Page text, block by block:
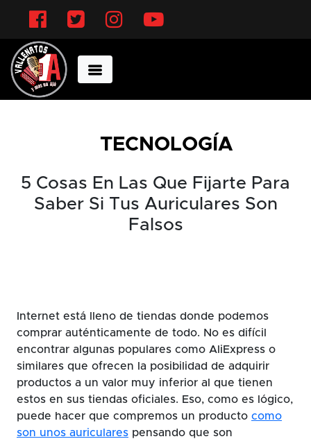
TECNOLOGÍA
5 Cosas En Las Que Fijarte Para
Saber Si Tus Auriculares Son
Falsos
Internet está lleno de tiendas donde podemos
comprar auténticamente de todo. No es difícil
encontrar algunas populares como AliExpress o
similares que ofrecen la posibilidad de adquirir
productos a un valor muy inferior al que tienen
estos en sus tiendas oficiales. Eso, como es lógico,
puede hacer que compremos un producto como
son unos auriculares pensando que son